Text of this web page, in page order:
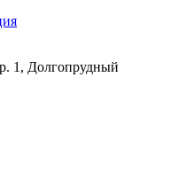
1, Долгопрудный